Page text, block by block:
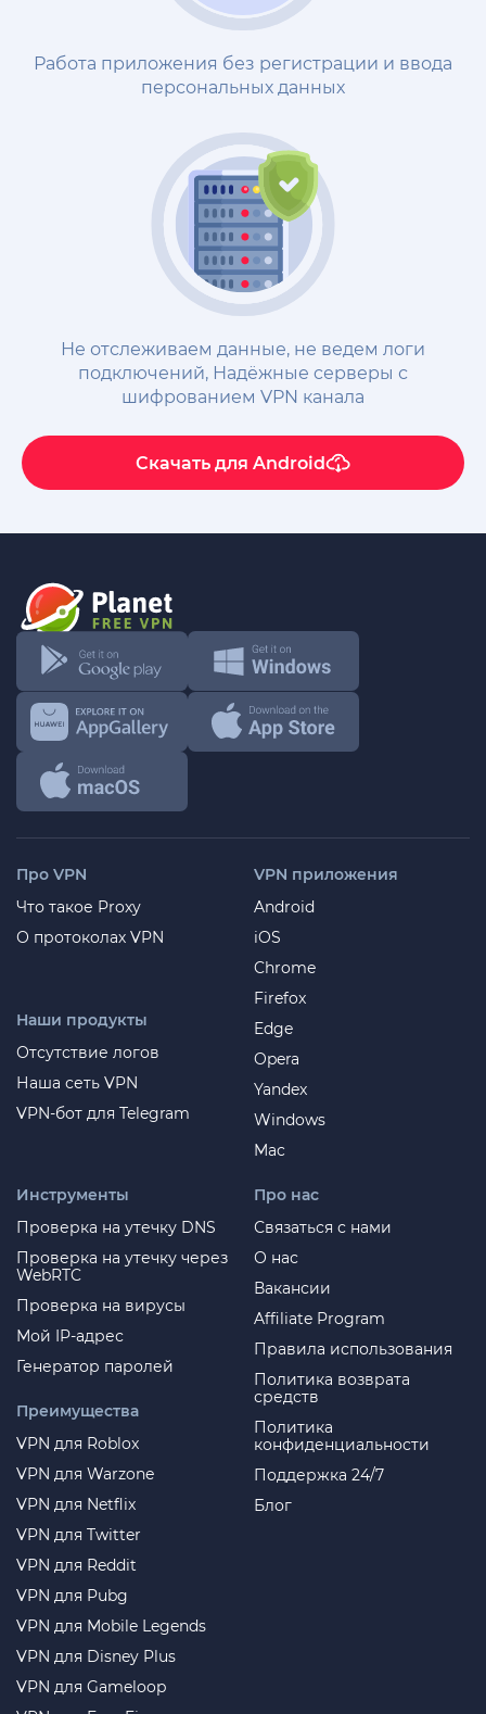
Работа приложения без регистрации и ввода
персональных данных
Не отслеживаем данные, не ведем логи
подключений, Надёжные cерверы с
шифрованием VPN канала
Скачать для Android
Про VPN
Что такое Proxy
О протоколах VPN
Наши продукты
Отсутствие логов
Наша сеть VPN
VPN-бот для Telegram
VPN приложения
Android
iOS
Chrome
Firefox
Edge
Opera
Yandex
Windows
Mac
Про нас
Связаться с нами
О нас
Вакансии
Affiliate Program
Правила использования
Политика возврата
средств
Политика
конфиденциальности
Поддержка 24/7
Блог
Инструменты
Проверка на утечку DNS
Проверка на утечку через
WebRTC
Проверка на вирусы
Мой IP-адрес
Генератор паролей
Преимущества
VPN для Roblox
VPN для Warzone
VPN для Netflix
VPN для Twitter
VPN для Reddit
VPN для Pubg
VPN для Mobile Legends
VPN для Disney Plus
VPN для Gameloop